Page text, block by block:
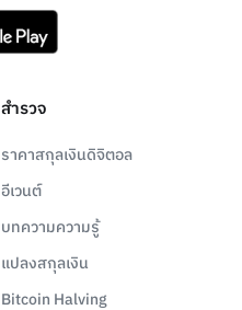
สำรวจ
ราคาสกุลเงินดิจิตอล
อีเวนต์
บทความความรู้
แปลงสกุลเงิน
Bitcoin Halving